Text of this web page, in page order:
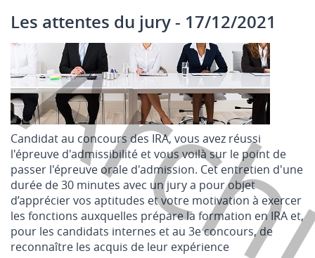
Les attentes du jury- 17/12/2021
Candidat au concours des IRA, vous avez réussi
l'épreuve d'admissibilité et vous voilà sur le point de
passer l'épreuve orale d'admission. Cet entretien d'une
durée de 30 minutes avec un jury a pour objet
d’apprécier vos aptitudes et votre motivation à exercer
les fonctions auxquelles prépare la formation en IRA et,
pour les candidats internes et au 3e concours, de
reconnaître les acquis de leur expérience